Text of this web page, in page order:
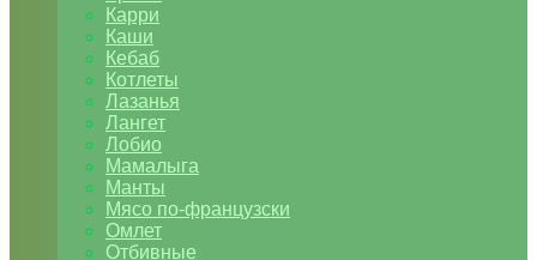
Карри
Каши
Кебаб
Котлеты
Лазанья
Лангет
Лобио
Мамалыга
Манты
Мясо по-французски
Омлет
Отбивные